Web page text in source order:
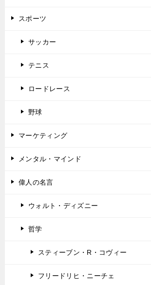
スポーツ
サッカー
テニス
ロードレース
野球
マーケティング
メンタル・マインド
偉人の名言
ウォルト・ディズニー
哲学
スティーブン・R・コヴィー
フリードリヒ・ニーチェ